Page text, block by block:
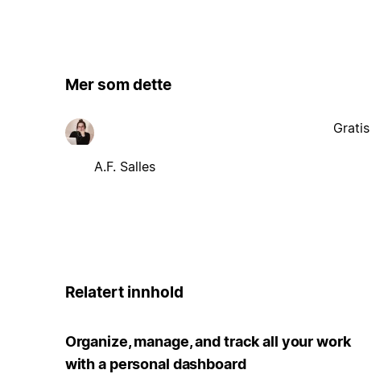
Mer som dette
A.F. Salles
Gratis
Relatert innhold
Organize, manage, and track all your work
with a personal dashboard